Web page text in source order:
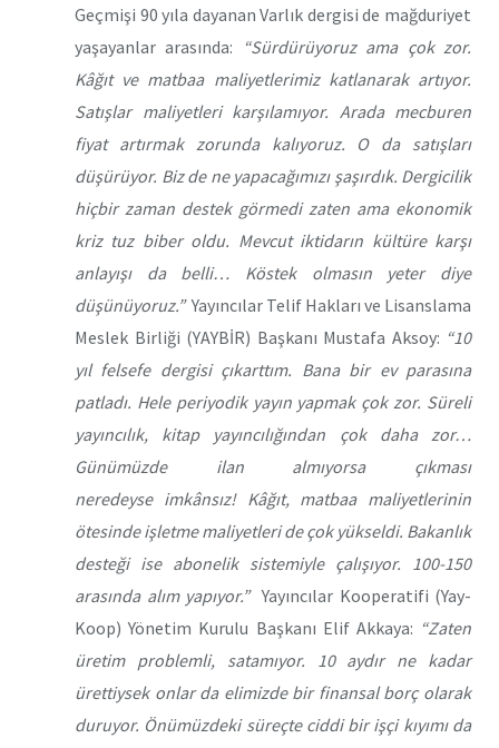
Geçmişi 90 yıla dayanan Varlık dergisi de mağduriyet
yaşayanlar arasında:
“Sürdürüyoruz ama çok zor.
Kâğıt ve matbaa maliyetlerimiz katlanarak artıyor.
Satışlar maliyetleri karşılamıyor. Arada mecburen
fiyat artırmak zorunda kalıyoruz. O da satışları
düşürüyor. Biz de ne yapacağımızı şaşırdık. Dergicilik
hiçbir zaman destek görmedi zaten ama ekonomik
kriz tuz biber oldu. Mevcut iktidarın kültüre karşı
anlayışı da belli… Köstek olmasın yeter diye
düşünüyoruz.”Yayıncılar Telif Hakları ve Lisanslama
Meslek Birliği (YAYBİR) Başkanı Mustafa Aksoy: “10
yıl felsefe dergisi çıkarttım. Bana bir ev parasına
patladı. Hele periyodik yayın yapmak çok zor. Süreli
yayıncılık, kitap yayıncılığından çok daha zor…
Günümüzde ilan almıyorsa çıkması
neredeyse imkânsız! Kâğıt, matbaa maliyetlerinin
ötesinde işletme maliyetleri de çok yükseldi. Bakanlık
desteği ise abonelik sistemiyle çalışıyor. 100-150
arasında alım yapıyor.” Yayıncılar Kooperatifi (Yay-
Koop) Yönetim Kurulu Başkanı Elif Akkaya: “Zaten
üretim problemli, satamıyor. 10 aydır ne kadar
ürettiysek onlar da elimizde bir finansal borç olarak
duruyor. Önümüzdeki süreçte ciddi bir işçi kıyımı da